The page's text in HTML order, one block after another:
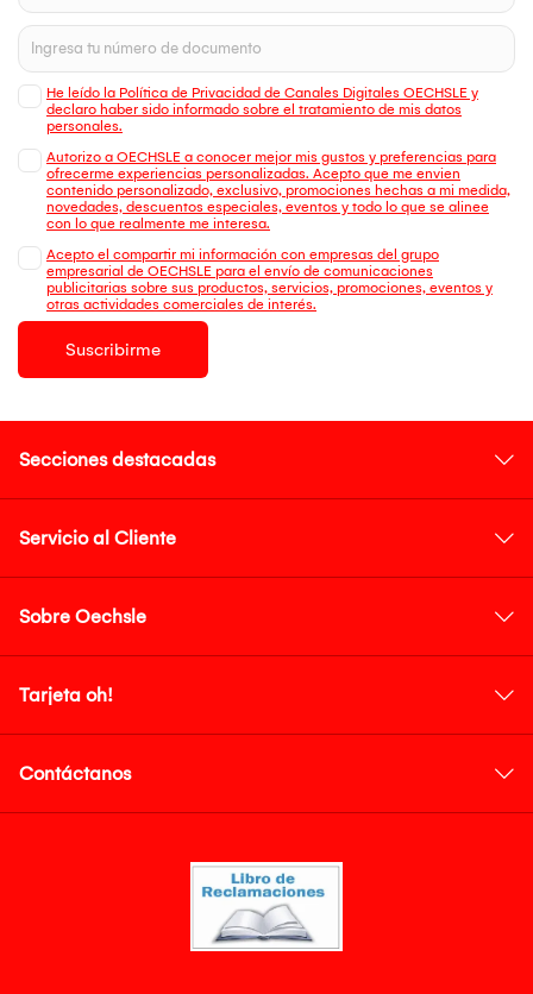
He leído la Política de Privacidad de Canales Digitales OECHSLE y
declaro haber sido informado sobre el tratamiento de mis datos
personales.
Autorizo a OECHSLE a conocer mejor mis gustos y preferencias para
ofrecerme experiencias personalizadas. Acepto que me envien
contenido personalizado, exclusivo, promociones hechas a mi medida,
novedades, descuentos especiales, eventos y todo lo que se alinee
con lo que realmente me interesa.
Acepto el compartir mi información con empresas del grupo
empresarial de OECHSLE para el envío de comunicaciones
publicitarias sobre sus productos, servicios, promociones, eventos y
otras actividades comerciales de interés.
Suscribirme
Secciones destacadas
Servicio al Cliente
Sobre Oechsle
Tarjeta oh!
Contáctanos